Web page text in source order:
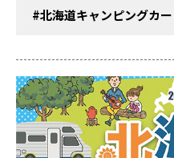
#北海道キャンピングカ